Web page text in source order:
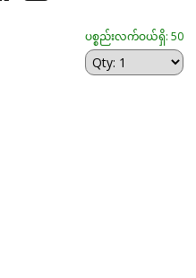
ပစ္စည်းလက်ဝယ်ရှိ: 50